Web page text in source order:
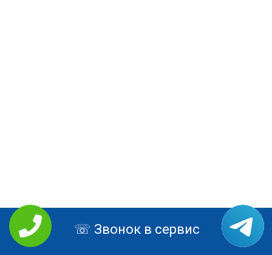
Звонок в сервис